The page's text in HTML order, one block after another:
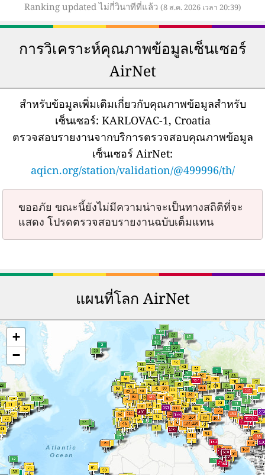
Ranking updated ไม่กี่วินาทีที่แล้ว (8 ส.ค. 2026 เวลา 20:39)
การวิเคราะห์คุณภาพข้อมูลเซ็นเซอร์
AirNet
สำหรับข้อมูลเพิ่มเติมเกี่ยวกับคุณภาพข้อมูลสำหรับ
เซ็นเซอร์: KARLOVAC-1, Croatia
ตรวจสอบรายงานจากบริการตรวจสอบคุณภาพข้อมูล
เซ็นเซอร์ AirNet:
aqicn.org/station/validation/@499996/th/
ขออภัย ขณะนี้ยังไม่มีความน่าจะเป็นทางสถิติที่จะ
แสดง โปรดตรวจสอบรายงานฉบับเต็มแทน
แผนที่โลก AirNet
+
−